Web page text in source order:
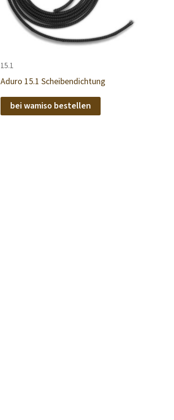
15.1
Aduro 15.1 Scheibendichtung
bei wamiso bestellen